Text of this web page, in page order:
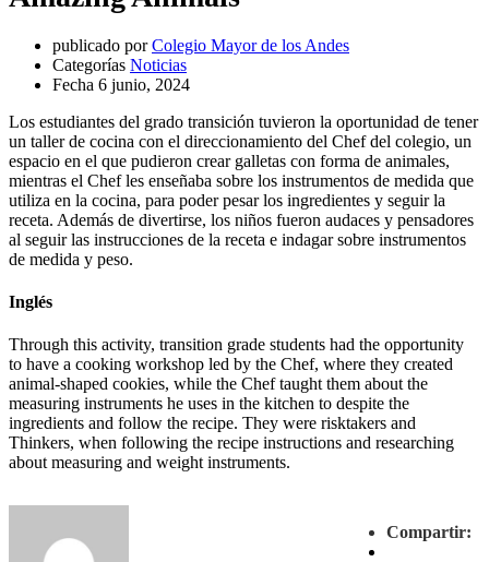
publicado por Colegio Mayor de los Andes
Categorías Noticias
Fecha 6 junio, 2024
Los estudiantes del grado transición tuvieron la oportunidad de tener
un taller de cocina con el direccionamiento del Chef del colegio, un
espacio en el que pudieron crear galletas con forma de animales,
mientras el Chef les enseñaba sobre los instrumentos de medida que
utiliza en la cocina, para poder pesar los ingredientes y seguir la
receta. Además de divertirse, los niños fueron audaces y pensadores
al seguir las instrucciones de la receta e indagar sobre instrumentos
de medida y peso.
Inglés
Through this activity, transition grade students had the opportunity
to have a cooking workshop led by the Chef, where they created
animal-shaped cookies, while the Chef taught them about the
measuring instruments he uses in the kitchen to despite the
ingredients and follow the recipe. They were risktakers and
Thinkers, when following the recipe instructions and researching
about measuring and weight instruments.
Compartir: